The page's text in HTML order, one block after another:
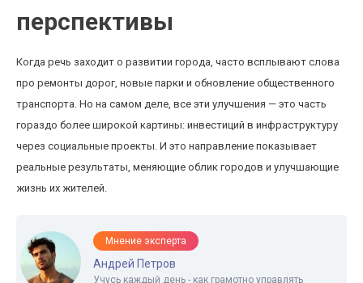
перспективы
Когда речь заходит о развитии города, часто всплывают слова
про ремонты дорог, новые парки и обновление общественного
транспорта. Но на самом деле, все эти улучшения — это часть
гораздо более широкой картины: инвестиций в инфраструктуру
через социальные проекты. И это направление показывает
реальные результаты, меняющие облик городов и улучшающие
жизнь их жителей.
Мнение эксперта
Андрей Петров
Учусь каждый день - как грамотно управлять